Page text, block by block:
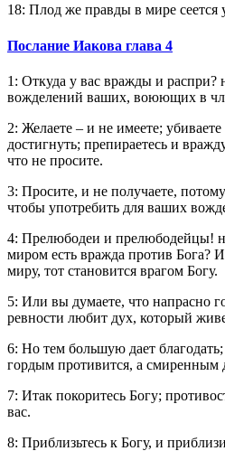
18: Плод же правды в мире сеется
Послание Иакова глава 4
1: Откуда у вас вражды и распри?
вожделений ваших, воюющих в
2: Желаете – и не имеете;
достигнуть; препираетесь и
что не просите.
3: Просите, и не получаете,
чтобы употребить для ваших
4: Прелюбодеи и прелюбодейцы!
миром есть вражда против Бога?
миру, тот становится врагом Богу.
5: Или вы думаете, что напрасно
ревности любит дух, который
6: Но тем большую дает
гордым противится, а смиренным
7: Итак покоритесь Богу;
вас.
8: Приблизьтесь к Богу, и